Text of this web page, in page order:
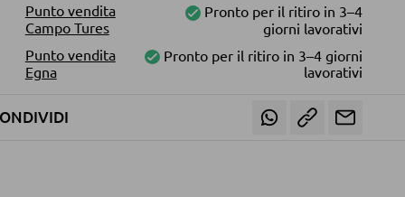
Punto vendita
Campo Tures
Pronto per il ritiro in 3–4
giorni lavorativi
Punto vendita
Egna
Pronto per il ritiro in 3–4 giorni
lavorativi